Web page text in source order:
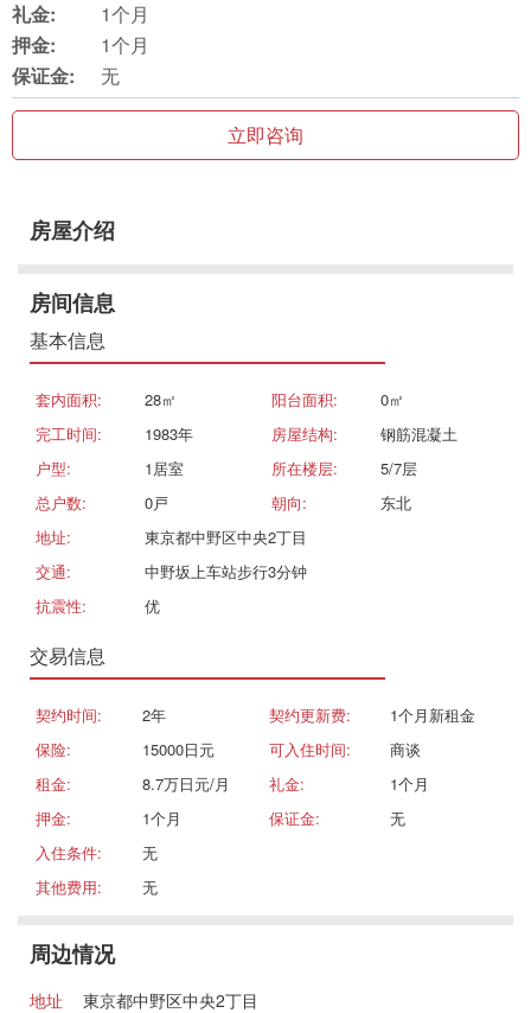
礼金:
1个月
押金:
1个月
保证金:
无
立即咨询
房屋介绍
房间信息
基本信息
套内面积: 28㎡ 阳台面积:
0㎡
完工时间:
1983年 房屋结构:
钢筋混凝土
户型:
1居室 所在楼层:
5/7层
总户数:
0戸 朝向:
东北
地址:
東京都中野区中央2丁目
交通:
中野坂上车站步行3分钟
抗震性:
优
交易信息
契约时间: 2年 契约更新费:
1个月新租金
保险:
15000日元 可入住时间:
商谈
租金:
8.7万日元/月 礼金:
1个月
押金:
1个月 保证金:
无
入住条件:
无
其他费用:
无
周边情况
地址
東京都中野区中央2丁目